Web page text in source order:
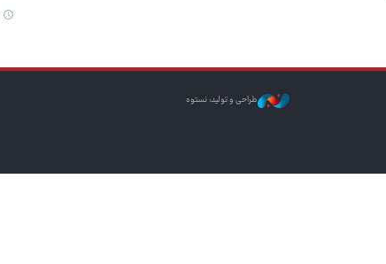
طراحی و تولید: نستوه